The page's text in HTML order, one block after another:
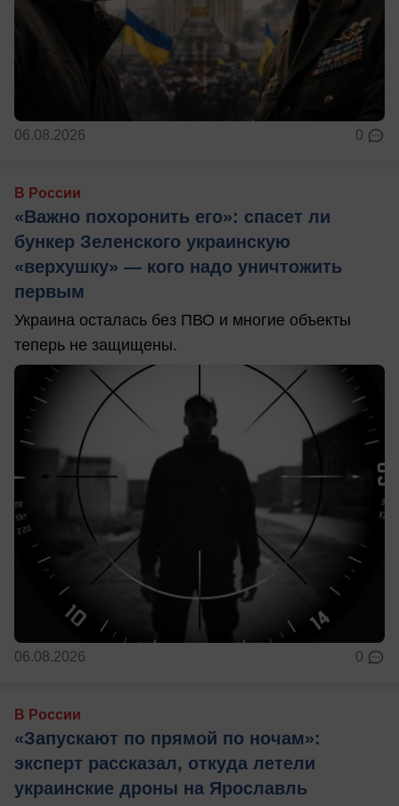
06.08.2026 0
В России
«Важно похоронить его»: спасет ли
бункер Зеленского украинскую
«верхушку» — кого надо уничтожить
первым
Украина осталась без ПВО и многие объекты
теперь не защищены.
06.08.2026 0
В России
«Запускают по прямой по ночам»:
эксперт рассказал, откуда летели
украинские дроны на Ярославль